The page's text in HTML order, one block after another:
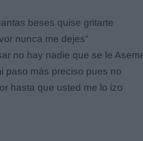
beses quise gritarte
nunca me dejes”
no hay nadie que se le
paso más preciso pues no
hasta que usted me lo izo